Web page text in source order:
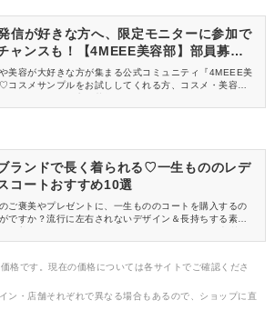
るものを選んだので、きっと履いてみたいスニーカーが見
ず♪
信が好きな方へ、限定モニターに参加で
ャンスも！【4MEEE美容部】部員募集
美容が大好きな方が集まる公式コミュニティ『4MEEE美
コスメサンプルをお試ししてくれる方、コスメ・美容情報
ランドで長く着られる♡一生もののレデ
コートおすすめ10選
ご褒美やプレゼントに、一生もののコートを購入するの
ですか？流行に左右されないデザイン＆長持ちする素材
ディネートを格上げしてくれますよ♡この記事では、おす
す。ぜひ気になるコートを見つけてください♪
格です。現在の価格については各サイトでご確認くださ
ン・店舗それぞれで異なる場合もあるので、ショップに直